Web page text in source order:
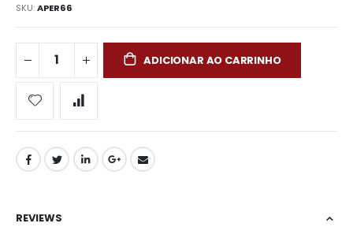
SKU APER66
ADICIONAR AO CARRINHO
REVIEWS